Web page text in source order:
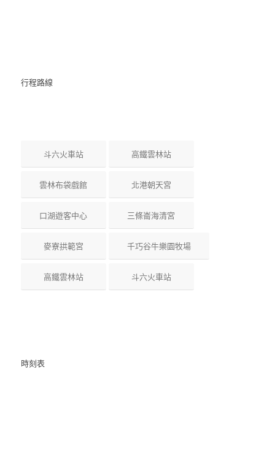
行程路線
斗六火車站 高鐵雲林站
雲林布袋戲館 北港朝天宮
口湖遊客中心 三條崙海清宮
麥寮拱範宮 千巧谷牛樂園牧場
高鐵雲林站 斗六火車站
時刻表